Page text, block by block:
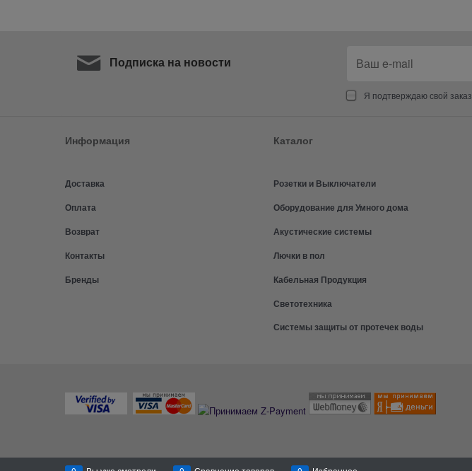
Подписка на новости
Я подтверждаю свой заказ.
Информация
Доставка
Оплата
Возврат
Контакты
Бренды
Каталог
Розетки и Выключатели
Оборудование для Умного дома
Акустические системы
Лючки в пол
Кабельная Продукция
Светотехника
Системы защиты от протечек воды